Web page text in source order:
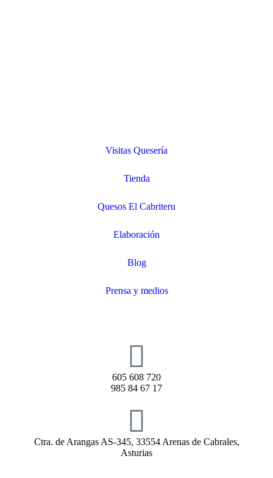
Visitas Quesería
Tienda
Quesos El Cabriteru
Elaboración
Blog
Prensa y medios
605 608 720
985 84 67 17
Ctra. de Arangas AS-345, 33554 Arenas de Cabrales,
Asturias